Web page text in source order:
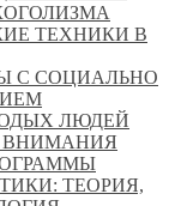
ТЕХНИКИ В
С СОЦИАЛЬНО
ЛЮДЕЙ
ВНИМАНИЯ
ТЕОРИЯ,